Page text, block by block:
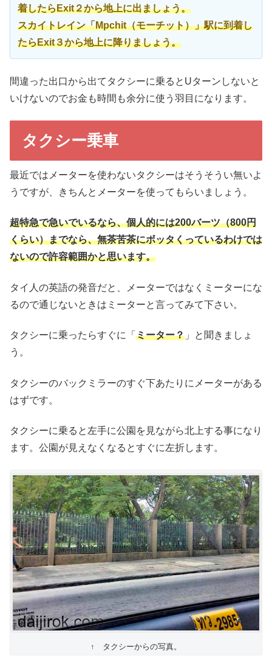
着したらExit２から地上に出ましょう。
スカイトレイン「Mpchit（モーチット）」駅に到着し
たらExit３から地上に降りましょう。
間違った出口から出てタクシーに乗るとUターンしないと
いけないのでお金も時間も余分に使う羽目になります。
タクシー乗車
最近ではメーターを使わないタクシーはそうそうい無いよ
うですが、きちんとメーターを使ってもらいましょう。
超特急で急いでいるなら、個人的には200バーツ（800円
くらい）までなら、無茶苦茶にボッタくっているわけでは
ないので許容範囲かと思います。
タイ人の英語の発音だと、メーターではなくミーターにな
るので通じないときはミーターと言ってみて下さい。
タクシーに乗ったらすぐに「 ミーター？ 」と聞きましょ
う。
タクシーのバックミラーのすぐ下あたりにメーターがある
はずです。
タクシーに乗ると左手に公園を見ながら北上する事になり
ます。公園が見えなくなるとすぐに左折します。
↑ タクシーからの写真。